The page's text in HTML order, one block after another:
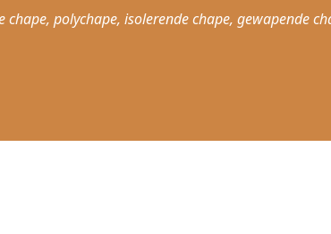
polychape, isolerende chape, gewapende